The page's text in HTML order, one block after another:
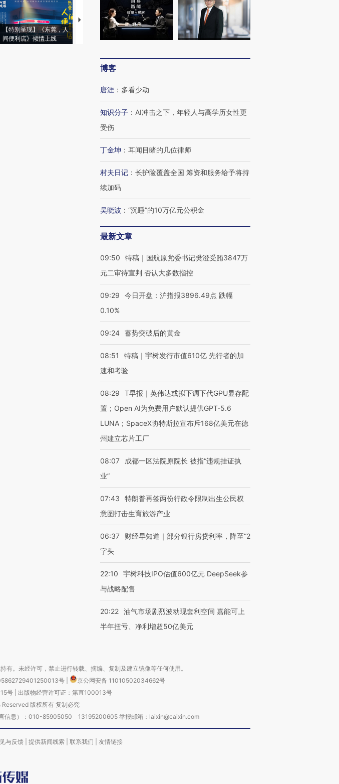
【特别呈现】《东莞，人
间便利店》倾情上线
【推广】走进第四届链博
会，让数智科技“链”接产
【特别呈现】寻找100种
有意思的生活方式·第三对
【商旅对话】华住集团
CFO：不靠规模取胜，华
住三大增长引擎是什么？
博客
唐涯 ： 多看少动
知识分子 ： AI冲击之下，年轻人与高学历女性更
受伤
丁金坤 ： 耳闻目睹的几位律师
村夫日记 ： 长护险覆盖全国 筹资和服务给予将持
续加码
吴晓波 ： “沉睡”的10万亿元公积金
最新文章
09:50
特稿｜国航原党委书记樊澄受贿3847万
元二审待宣判 否认大多数指控
09:29
今日开盘：沪指报3896.49点 跌幅
0.10%
09:24 蓄势突破后的黄金
08:51
特稿｜宇树发行市值610亿 先行者的加
速和考验
08:29
T早报｜英伟达或拟下调下代GPU显存配
置；Open AI为免费用户默认提供GPT-5.6
LUNA；SpaceX协特斯拉宣布斥168亿美元在德
州建立芯片工厂
08:07
成都一区法院原院长 被指“违规挂证执
业”
07:43
特朗普再签两份行政令限制出生公民权
意图打击生育旅游产业
06:37
财经早知道｜部分银行房贷利率，降至“2
字头
22:10
宇树科技IPO估值600亿元 DeepSeek参
与战略配售
20:22 油气市场剧烈波动现套利空间 嘉能可上
半年扭亏、净利增超50亿美元
。未经许可，禁止进行转载、摘编、复制及建立镜像等任何使用。
号
京公网安备 11010502034662号
号| 出版物经营许可证：第直100013号
版权所有 复制必究
信息）：010-85905050 13195200605 举报邮箱：laixin@caixin.com
与反馈 提供新闻线索 联系我们 友情链接